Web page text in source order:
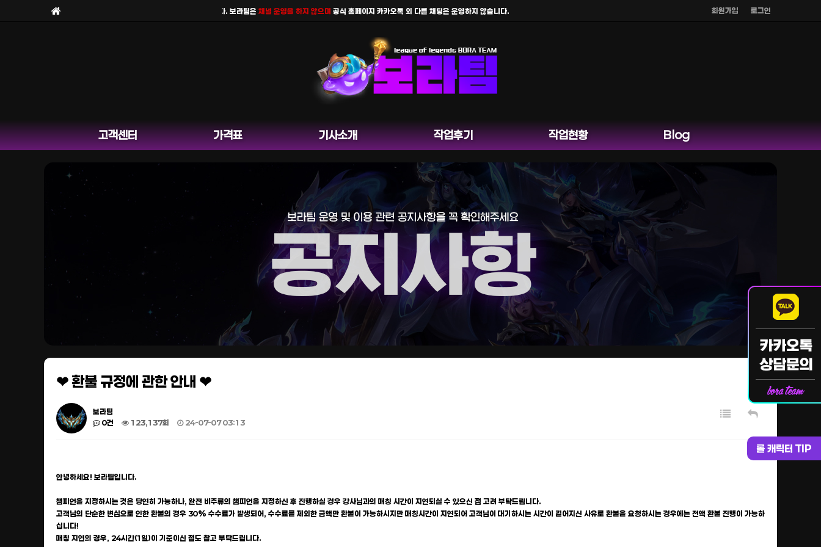
회원가입 로그인
가 늘고 있습니다. 보라팀은채널 운영을 하지 않으며공식 홈페이지 카카오톡 외 다른 채팅은 운영하지 않습니다.
롤 캐릭터 TIP
고객센터 가격표 기사소개 작업후기 작업현황 Blog
❤ 환불 규정에 관한 안내 ❤
보라팀
0건
123,137회 24-07-07 03:13
안녕하세요! 보라팀입니다.
챔피언을 지정하시는 것은 당연히 가능하나, 완전 비주류의 챔피언을 지정하신 후 진행하실 경우 강사님과의 매칭 시간이 지연되실 수 있으신 점 고려 부탁드립니다.
고객님의 단순한 변심으로 인한 환불의 경우 30% 수수료가 발생되어, 수수료를 제외한 금액만 환불이 가능하시지만 매칭시간이 지연되어 고객님이 대기하시는 시간이 길어지신 사유로 환불을 요청하시는 경우에는 전액 환불 진행이 가능하
십니다!
매칭 지연의 경우, 24시간(1일)이 기준이신 점도 참고 부탁드립니다.